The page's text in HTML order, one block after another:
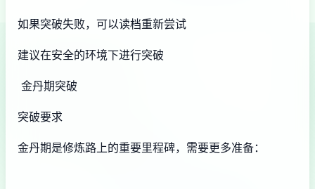
如果突破失败，可以读档重新尝试
建议在安全的环境下进行突破
金丹期突破
突破要求
金丹期是修炼路上的重要里程碑，需要更多准备：